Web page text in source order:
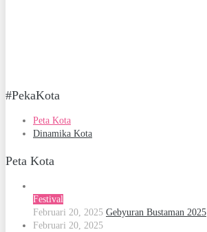
#PekaKota
Peta Kota
Dinamika Kota
Peta Kota
Festival
Februari 20, 2025 Gebyuran Bustaman 2025
Februari 20, 2025